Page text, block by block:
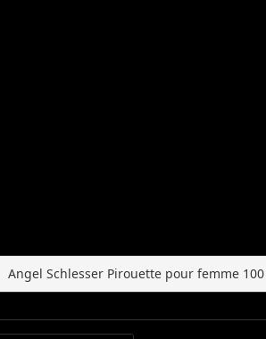
Angel Schlesser Pirouette pour femme